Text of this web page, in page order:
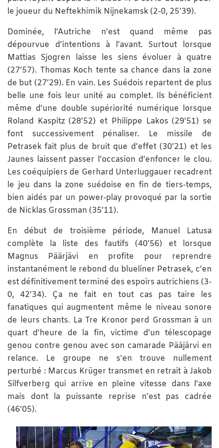
le joueur du Neftekhimik Nijnekamsk (2-0, 25’39).
Dominée, l’Autriche n’est quand même pas
dépourvue d’intentions à l’avant. Surtout lorsque
Mattias Sjogren laisse les siens évoluer à quatre
(27’57). Thomas Koch tente sa chance dans la zone
de but (27’29). En vain. Les Suédois repartent de plus
belle une fois leur unité au complet. Ils bénéficient
même d’une double supériorité numérique lorsque
Roland Kaspitz (28’52) et Philippe Lakos (29’51) se
font successivement pénaliser. Le missile de
Petrasek fait plus de bruit que d’effet (30’21) et les
Jaunes laissent passer l’occasion d’enfoncer le clou.
Les coéquipiers de Gerhard Unterluggauer recadrent
le jeu dans la zone suédoise en fin de tiers-temps,
bien aidés par un power-play provoqué par la sortie
de Nicklas Grossman (35’11).
En début de troisième période, Manuel Latusa
complète la liste des fautifs (40’56) et lorsque
Magnus Päärjävi en profite pour reprendre
instantanément le rebond du blueliner Petrasek, c’en
est définitivement terminé des espoirs autrichiens (3-
0, 42’34). Ça ne fait en tout cas pas taire les
fanatiques qui augmentent même le niveau sonore
de leurs chants. La Tre Kronor perd Grossman à un
quart d’heure de la fin, victime d’un télescopage
genou contre genou avec son camarade Pääjärvi en
relance. Le groupe ne s’en trouve nullement
perturbé : Marcus Krüger transmet en retrait à Jakob
Silfverberg qui arrive en pleine vitesse dans l’axe
mais dont la puissante reprise n’est pas cadrée
(46’05).